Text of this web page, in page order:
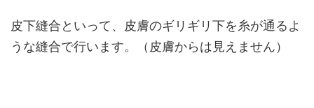
皮下縫合といって、皮膚のギリギリ下を糸が通るよ
うな縫合で行います。（皮膚からは見えません）